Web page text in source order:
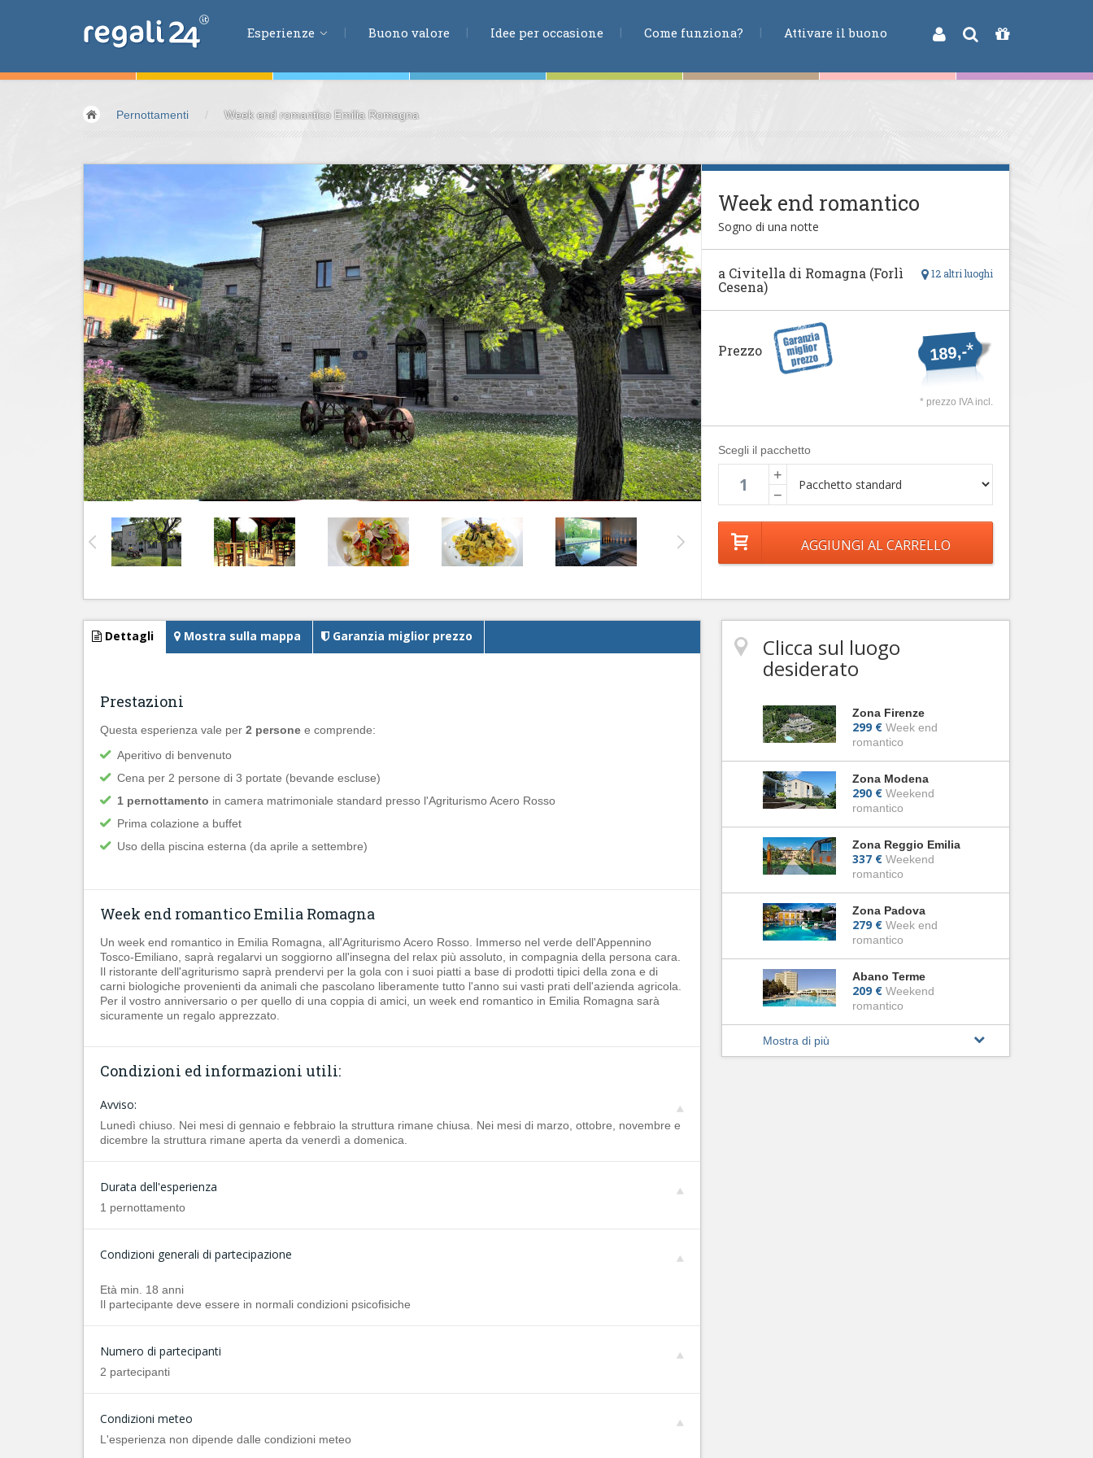
Esperienze
Volare &spazio
Avventura &azione
fitness
Mangiare &bere
Benessere &salute
Acqua &vento
Lifestyle &fantasia
Kids &Family
Pernottamenti
Buono valore Idee per occasione Come funziona? Attivare il buono
Pernottamenti / Week end romantico Emilia Romagna
Week end romantico
Sogno di una notte
12 altri luoghi
a Civitella di Romagna (Forlì
Cesena)
189,-*
Prezzo
* prezzo IVA incl.
Scegli il pacchetto
+
−
Dettagli Mostra sulla mappa Garanzia miglior prezzo
Prestazioni
Questa esperienza vale per 2 persone e comprende:
Aperitivo di benvenuto
Cena per 2 persone di 3 portate (bevande escluse)
1 pernottamento in camera matrimoniale standard presso l'Agriturismo Acero Rosso
Prima colazione a buffet
Uso della piscina esterna (da aprile a settembre)
Week end romantico Emilia Romagna
Un week end romantico in Emilia Romagna, all'Agriturismo Acero Rosso. Immerso nel verde dell'Appennino
Tosco-Emiliano, saprà regalarvi un soggiorno all'insegna del relax più assoluto, in compagnia della persona cara.
Il ristorante dell'agriturismo saprà prendervi per la gola con i suoi piatti a base di prodotti tipici della zona e di
carni biologiche provenienti da animali che pascolano liberamente tutto l'anno sui vasti prati dell'azienda agricola.
Per il vostro anniversario o per quello di una coppia di amici, un week end romantico in Emilia Romagna sarà
sicuramente un regalo apprezzato.
Condizioni ed informazioni utili:
Avviso:
Lunedì chiuso. Nei mesi di gennaio e febbraio la struttura rimane chiusa. Nei mesi di marzo, ottobre, novembre e
dicembre la struttura rimane aperta da venerdì a domenica.
Durata dell'esperienza
1 pernottamento
Condizioni generali di partecipazione
Età min. 18 anni
Il partecipante deve essere in normali condizioni psicofisiche
Numero di partecipanti
2 partecipanti
Condizioni meteo
L'esperienza non dipende dalle condizioni meteo
Clicca sul luogo
desiderato
Zona Firenze
299 € Week end
romantico
Zona Modena
290 € Weekend
romantico
Zona Reggio Emilia
337 € Weekend
romantico
Zona Padova
279 € Week end
romantico
Abano Terme
209 € Weekend
romantico
Mostra di più